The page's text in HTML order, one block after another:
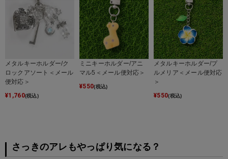
メタルキーホルダー/ク
ロックアソート＜メール
便対応＞
¥1,760(税込)
ミニキーホルダー/アニ
マル5＜メール便対応＞
¥550(税込)
メタルキーホルダー/プ
ルメリア＜メール便対応
＞
¥550(税込)
さっきのアレもやっぱり気になる？